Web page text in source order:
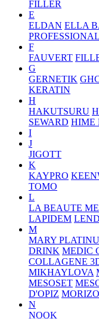
FILLER
E
ELDAN ELLA
PROFESSIONAL
F
FAUVERT
G
GERNETIK
KERATIN
H
HAKUTSURU
SEWARD HIME
I
J
JIGOTT
K
KAYPRO
TOMO
L
LA BEAUTE
LAPIDEM
M
MARY
DRINK MEDIC
COLLAGENE
MIKHAYLOVA
MESOSET
D'OPIZ MORIZO
N
NOOK